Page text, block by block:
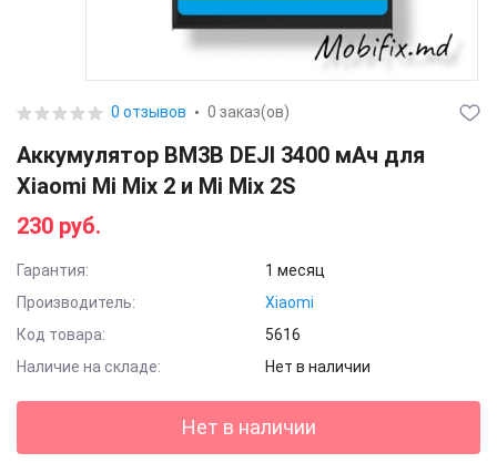
0 отзывов 0 заказ(ов)
Аккумулятор BM3B DEJI 3400 мАч для
Xiaomi Mi Mix 2 и Mi Mix 2S
230 руб.
Гарантия:
1 месяц
Производитель:
Xiaomi
Код товара:
5616
Наличие на складе:
Нет в наличии
Нет в наличии